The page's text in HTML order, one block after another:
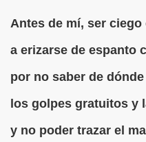
Antes de mí, ser ciego
a erizarse de espanto
por no saber de
los golpes gratuitos y
y no poder trazar el
los Ciegos (Pablo
Bejarano)
León (Juan José Miñana)
a Charles Barbier
(Pedro Zurita)